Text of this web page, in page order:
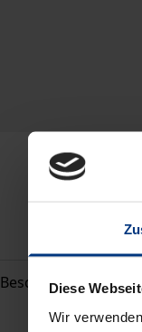
Diese
Wir
Beschreibung